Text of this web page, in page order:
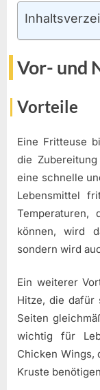
Vor- und
Vorteile
Eine Fritteuse
die
eine schnelle
Lebensmittel
können, wird
sondern wird
Ein weiterer
Hitze, die dafür
Seiten
wichtig für
Chicken Wings,
Kruste